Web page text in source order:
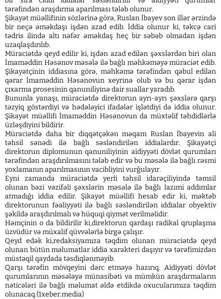
tərəfindən araşdırma aparılması tələb olunur.
Şikayət müəllifinin sözlərinə görə, Ruslan İbayev son illər ərzində
bir neçə əməkdaşı işdən azad edib. İddia olunur ki, təkcə cari
tədris ilində altı nəfər əməkdaş heç bir səbəb olmadan işdən
uzaqlaşdırılıb.
Müraciətdə qeyd edilir ki, işdən azad edilən şəxslərdən biri olan
İmaməddin Həsənov məsələ ilə bağlı məhkəməyə müraciət edib.
Şikayətçinin iddiasına görə, məhkəmə tərəfindən qəbul edilən
qərar İmaməddin Həsənovun xeyrinə olub və bu qərar işdən
çıxarma prosesinin qanuniliyinə dair suallar yaradıb.
Bununla yanaşı, müraciətdə direktorun ayrı-ayrı şəxslərə qarşı
təzyiq göstərdiyi və hədələyici ifadələr işlətdiyi də iddia olunur.
Şikayət müəllifi İmaməddin Həsənovun da müxtəlif təhdidlərlə
üzləşdiyini bildirir.
Müraciətdə daha bir diqqətçəkən məqam Ruslan İbayevin ali
təhsil sənədi ilə bağlı səsləndirilən iddialardır. Şikayətçi
direktorun diplomunun qanuniliyinin aidiyyəti dövlət qurumları
tərəfindən araşdırılmasını tələb edir və bu məsələ ilə bağlı rəsmi
yoxlamanın aparılmasının vacibliyini vurğulayır.
Eyni zamanda müraciətdə yerli təhsil idarəçiliyində təmsil
olunan bəzi vəzifəli şəxslərin məsələ ilə bağlı lazımi addımlar
atmadığı iddia edilir. Şikayət müəllifi hesab edir ki, məktəb
direktorunun fəaliyyəti ilə bağlı səsləndirilən iddialar obyektiv
şəkildə araşdırılmalı və hüquqi qiymət verilməlidir.
Həmçinin o da bildirilir ki,direktorun qardaşı radikal qruplaşma
üzvüdür və müxalif qüvvələrlə birgə çalışır.
Qeyd edək ki,redaksiyamıza təqdim olunan müraciətdə qeyd
olunan bütün məlumatlar iddia xarakteri daşıyır və tərəfimizdən
müstəqil qaydada təsdiqlənməyib.
Qarşı tərəfin mövqeyini dərc etməyə hazırıq. Aidiyyəti dövlət
qurumlarının məsələyə münasibəti və mümkün araşdırmaların
nəticələri ilə bağlı məlumat əldə etdikdə oxucularımıza təqdim
olunacaq.(1xeber.media)